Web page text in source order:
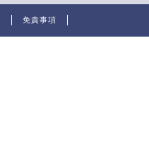
免責事項